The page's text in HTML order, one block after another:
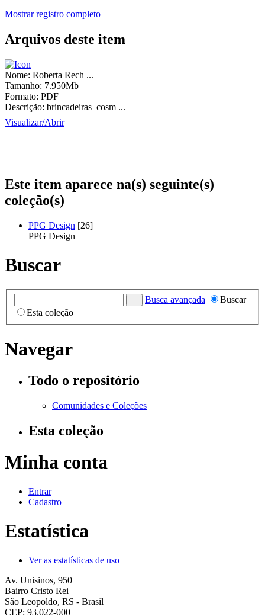
Mostrar registro completo
Arquivos deste item
Nome: Roberta Rech ...
Tamanho: 7.950Mb
Formato: PDF
Descrição: brincadeiras_cosm ...
Visualizar/Abrir
Este item aparece na(s) seguinte(s)
coleção(s)
PPG Design [26]
PPG Design
Buscar
Busca avançada
Buscar
Esta coleção
Navegar
Todo o repositório
Comunidades e Coleções
Esta coleção
Minha conta
Entrar
Cadastro
Estatística
Ver as estatísticas de uso
Av. Unisinos, 950
Bairro Cristo Rei
São Leopoldo, RS - Brasil
CEP: 93.022-000